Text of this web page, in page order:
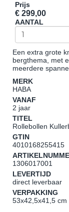
Prijs
€ 299,00
AANTAL
Een extra grote
bergthema, met
meerdere
MERK
HABA
VANAF
2 jaar
TITEL
Rollebollen
GTIN
4010168255415
1306017001
LEVERTIJD
direct leverbaar
VERPAKKING
53x42,5x41,5 cm